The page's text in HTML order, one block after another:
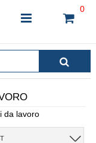
0
CHE STAI
da lavoro